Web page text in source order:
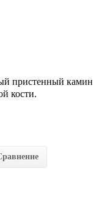
пристенный камин
кости.